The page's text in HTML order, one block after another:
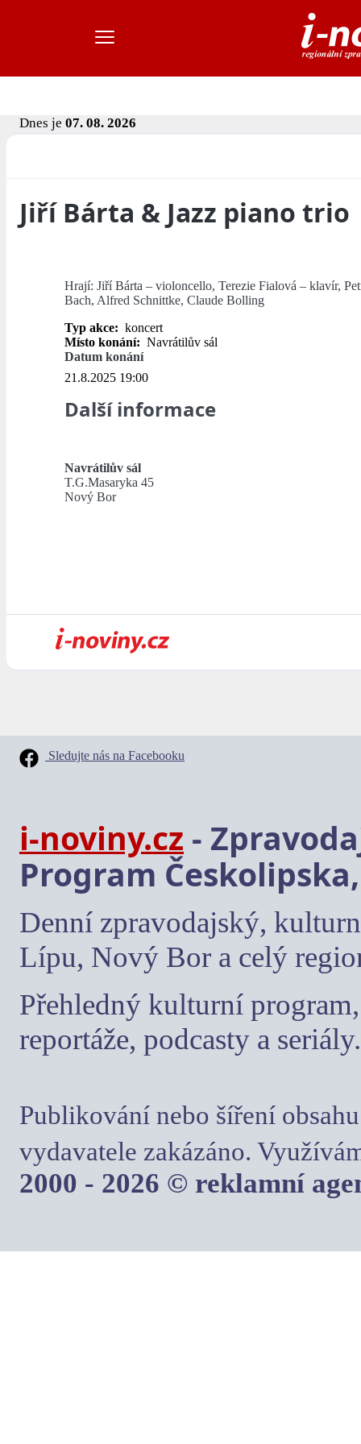
Dnes je 07. 08. 2026
Jiří Bárta & Jazz piano trio
Hrají: Jiří Bárta – violoncello, Terezie Fialová – klavír,
Bach, Alfred Schnittke, Claude Bolling
Typ akce: koncert
Místo konání: Navrátilův sál
Datum konání
21.8.2025 19:00
Další informace
Navrátilův sál
T.G.Masaryka 45
Nový Bor
Sledujte nás na Facebooku
i-noviny.cz -
Program
Denní zpravodajský,
Lípu, Nový Bor a celý
Přehledný kulturní
reportáže, podcasty a seriály.
Publikování nebo šíření
vydavatele zakázáno.
2000 - 2026 © reklamní